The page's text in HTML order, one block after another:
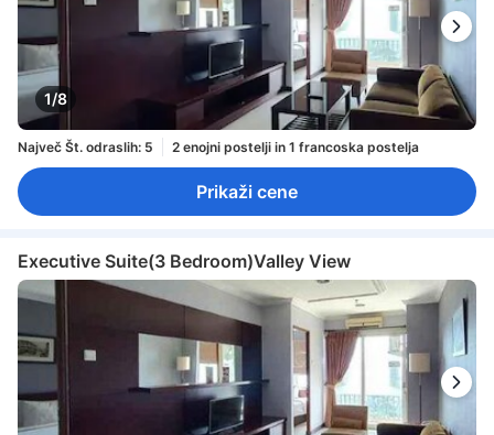
1/8
Največ Št. odraslih: 5 2 enojni postelji in 1 francoska postelja
Prikaži cene
Executive Suite(3 Bedroom)Valley View